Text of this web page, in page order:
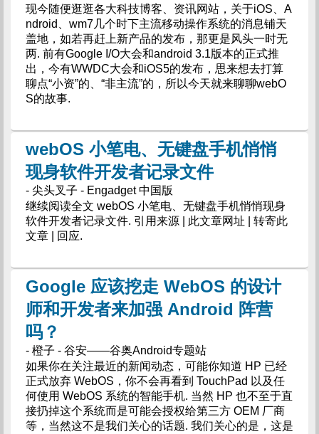
现今随便逛逛各大科技博客、资讯网站，关于iOS、A
ndroid、wm7几个时下主流移动操作系统的消息铺天
盖地，如若再赶上新产品的发布，那更是风头一时无
两. 前有Google I/O大会和android 3.1版本的正式推
出，今有WWDC大会和iOS5的发布，思来想去打算
聊点“小资”的、“非主流”的，所以今天就来聊聊webO
S的故事.
webOS 小笔电、无键盘手机悄悄
现身软件开发者记录文件
- 尖头叉子 - Engadget 中国版
继续阅读全文 webOS 小笔电、无键盘手机悄悄现身
软件开发者记录文件. 引用来源 | 此文章网址 | 转寄此
文章 | 回应.
Google 应该挖走 WebOS 的设计
师和开发者来加强 Android 阵营
吗？
- 橙子 - 谷安——谷奥Android专题站
如果你在关注最近的新闻动态，可能你知道 HP 已经
正式放弃 WebOS，你不会再看到 TouchPad 以及任
何使用 WebOS 系统的智能手机. 当然 HP 也不至于直
接扔掉这个系统而是可能会授权给第三方 OEM 厂商
等，当然这不是我们关心的话题. 我们关心的是，这是